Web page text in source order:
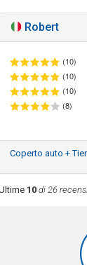
Robert
(10)
(10)
(10)
(8)
Coperto auto +
10 di 26